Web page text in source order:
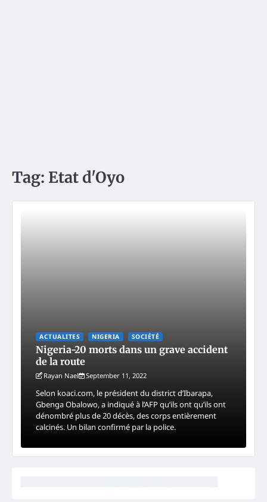
Tag: Etat d'Oyo
ACTUALITES NIGERIA SOCIÉTÉ
Nigeria-20 morts dans un grave accident
de la route
Rayan Nael September 11, 2022
Selon koaci.com, le président du district d’Ibarapa,
Gbenga Obalowo, a indiqué à l’AFP qu’ils ont qu’ils ont
dénombré plus de 20 décès, des corps entièrement
calcinés. Un bilan confirmé par la police.